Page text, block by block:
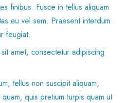
finibus. Fusce in tellus aliquam
eu vel sem. Praesent interdum
feugiat.
amet, consectetur adipiscing
tellus non suscipit aliquam,
quis pretium turpis quam ut